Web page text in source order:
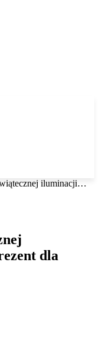
iluminacji…
dla